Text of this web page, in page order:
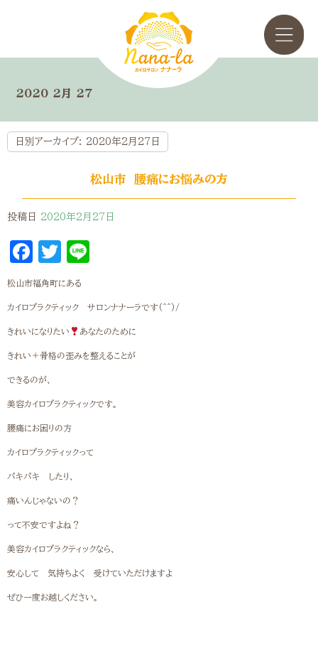
2020 2月 27
日別アーカイブ: 2020年2月27日
松山市 腰痛にお悩みの方
投稿日 2020年2月27日
Facebook
Twitter
松山市福角町にある
カイロプラクティック サロンナナーラです(^^)/
きれいになりたい あなたのために
きれい＋骨格の歪みを整えることが
できるのが、
美容カイロプラクティックです。
腰痛にお困りの方
カイロプラクティックって
パキパキ したり、
痛いんじゃないの？
って不安ですよね？
美容カイロプラクティックなら、
安心して 気持ちよく 受けていただけますよ
ぜひ一度お越しください。